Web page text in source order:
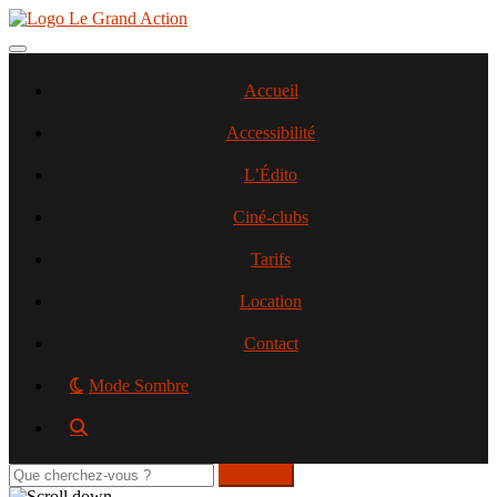
Aller
contenu
Toggle navigation
Accueil
Accessibilité
L’Édito
Ciné-clubs
Tarifs
Location
Contact
Mode Sombre
Rechercher
sur